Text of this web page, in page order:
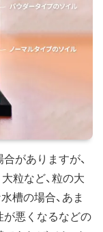
がありますが、
大粒など、粒の大
槽の場合、あま
が悪くなるなどの